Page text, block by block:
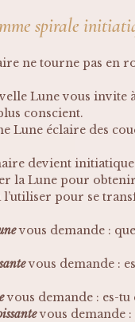
spirale
ne tourne pas en
Lune vous invite
conscient.
Lune éclaire des
devient
la Lune pour
l’utiliser pour se
vous demande :
vous demande :
vous demande : es-tu
vous demande :